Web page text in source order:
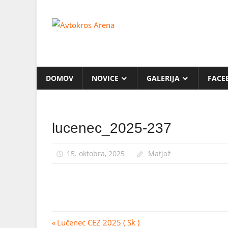
DOMOV NOVICE GALERIJA
lucenec_2025-237
15. oktobra, 2025 Matjaž
Previous
Lučenec CEZ 2025 ( Sk )